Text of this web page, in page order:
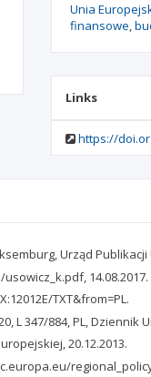
Unia
finansowe
Links
https://
Urząd Publikacji
14.08.2017.
TXT&from=PL.
L 347/884, PL, Dziennik
20.12.2013.